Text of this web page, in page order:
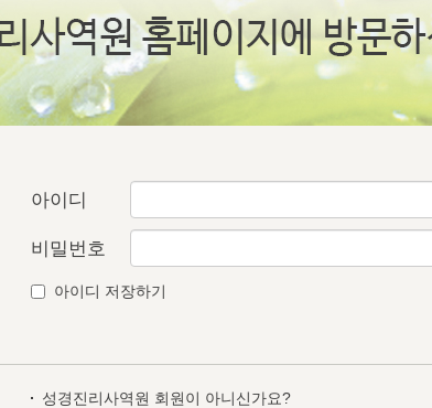
아이디
비밀번호
아이디 저장하기
성경진리사역원 회원이 아니신가요?